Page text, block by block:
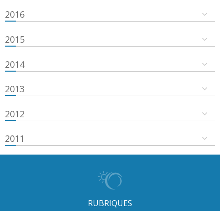
2016
2015
2014
2013
2012
2011
RUBRIQUES